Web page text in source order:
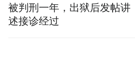
被判刑一年，出狱后发帖讲
述接诊经过